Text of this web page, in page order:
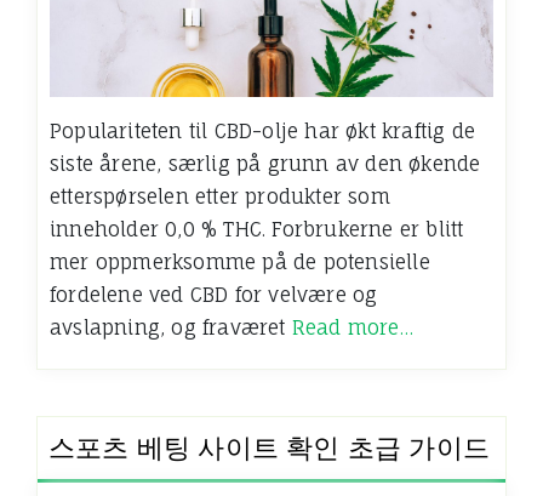
Populariteten til CBD-olje har økt kraftig de
siste årene, særlig på grunn av den økende
etterspørselen etter produkter som
inneholder 0,0 % THC. Forbrukerne er blitt
mer oppmerksomme på de potensielle
fordelene ved CBD for velvære og
avslapning, og fraværet Read more…
스포츠 베팅 사이트 확인 초급 가이드